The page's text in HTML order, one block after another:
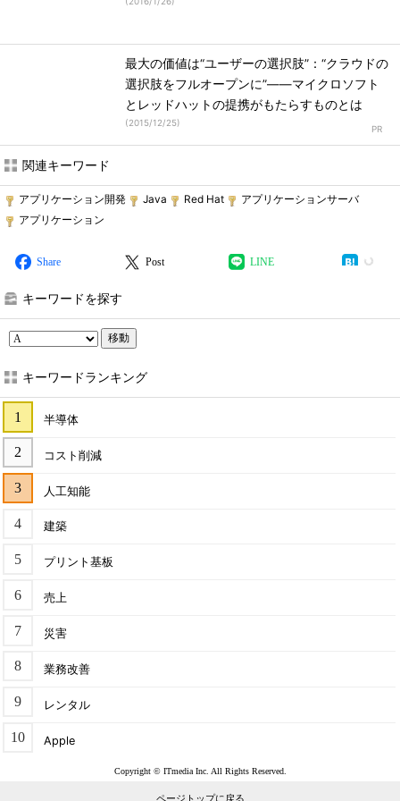
最大の価値は“ユーザーの選択肢”：“クラウドの
選択肢をフルオープンに”――マイクロソフト
とレッドハットの提携がもたらすものとは
(2015/12/25)
関連キーワード
アプリケーション開発 Java Red Hat
アプリケーションサーバ
アプリケーション
Share Post LINE
キーワードを探す
移動
キーワードランキング
半導体
コスト削減
人工知能
建築
プリント基板
売上
災害
業務改善
レンタル
Apple
Copyright © ITmedia Inc. All Rights Reserved.